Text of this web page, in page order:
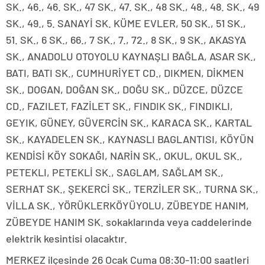
SK., 46., 46. SK., 47 SK., 47. SK., 48 SK., 48., 48. SK., 49
SK., 49., 5. SANAYİ SK. KÜME EVLER, 50 SK., 51 SK.,
51. SK., 6 SK., 66., 7 SK., 7., 72., 8 SK., 9 SK., AKASYA
SK., ANADOLU OTOYOLU KAYNAŞLI BAĞLA, ASAR SK.,
BATI, BATI SK., CUMHURİYET CD., DIKMEN, DİKMEN
SK., DOGAN, DOĞAN SK., DOĞU SK., DÜZCE, DÜZCE
CD., FAZILET, FAZİLET SK., FINDIK SK., FINDIKLI,
GEYIK, GÜNEY, GÜVERCİN SK., KARACA SK., KARTAL
SK., KAYADELEN SK., KAYNASLI BAGLANTISI, KÖYÜN
KENDİSİ KÖY SOKAĞI, NARİN SK., OKUL, OKUL SK.,
PETEKLI, PETEKLİ SK., SAGLAM, SAĞLAM SK.,
SERHAT SK., ŞEKERCİ SK., TERZİLER SK., TURNA SK.,
VİLLA SK., YÖRÜKLERKÖYÜYOLU, ZÜBEYDE HANIM,
ZÜBEYDE HANIM SK. sokaklarında veya caddelerinde
elektrik kesintisi olacaktır.
MERKEZ ilçesinde 26 Ocak Cuma 08:30-11:00 saatleri